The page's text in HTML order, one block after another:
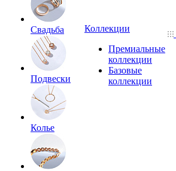
Свадьба
Подвески
Колье
Коллекции
Премиальные
коллекции
Базовые
коллекции